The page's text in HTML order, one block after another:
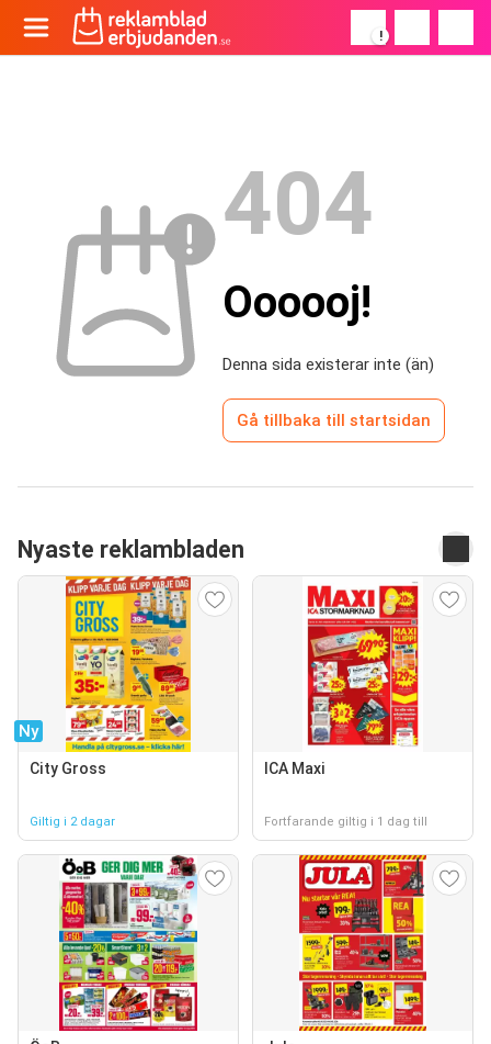
!
404
Oooooj!
Denna sida existerar inte (än)
Gå tillbaka till startsidan
Nyaste reklambladen
Ny
City Gross
Giltig i 2 dagar
ICA Maxi
Fortfarande giltig i 1 dag till